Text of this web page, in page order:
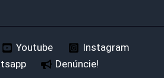
Youtube
Instagram
Denúncie!